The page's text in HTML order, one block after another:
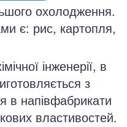
охолодження.
є: рис, картопля,
інженерії, в
з
в напівфабрикати
властивостей.